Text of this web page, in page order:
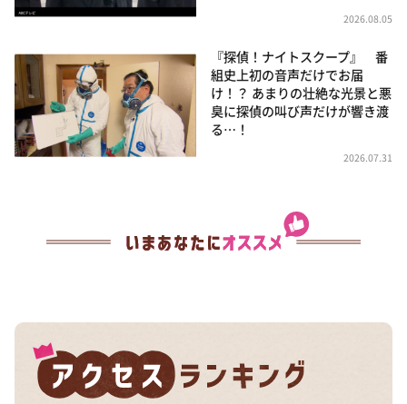
2026.08.05
『探偵！ナイトスクープ』 番
組史上初の音声だけでお届
け！？ あまりの壮絶な光景と悪
臭に探偵の叫び声だけが響き渡
る…！
2026.07.31